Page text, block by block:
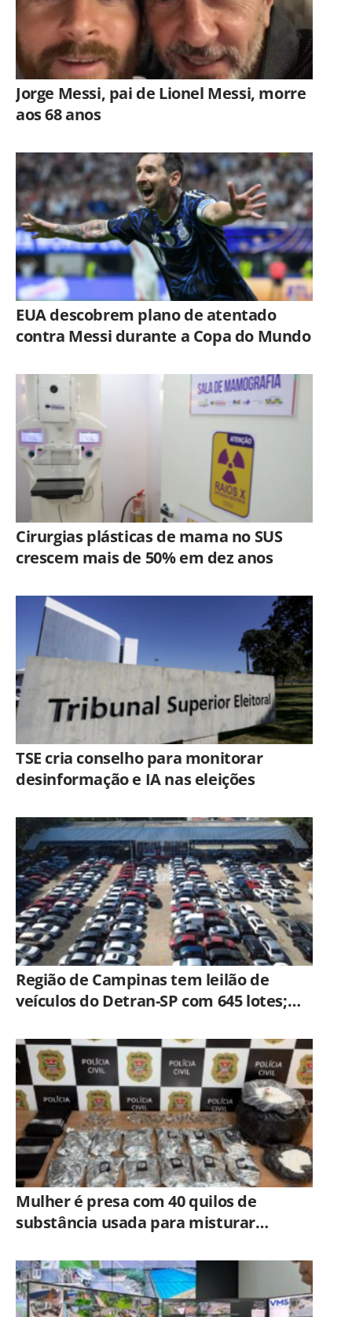
Jorge Messi, pai de Lionel Messi, morre
aos 68 anos
EUA descobrem plano de atentado
contra Messi durante a Copa do Mundo
Cirurgias plásticas de mama no SUS
crescem mais de 50% em dez anos
TSE cria conselho para monitorar
desinformação e IA nas eleições
Região de Campinas tem leilão de
veículos do Detran-SP com 645 lotes;
Mulher é presa com 40 quilos de
substância usada para misturar
Piracicaba